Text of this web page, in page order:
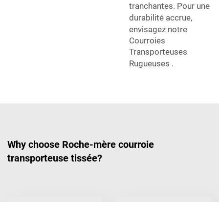
tranchantes. Pour une
durabilité accrue,
envisagez notre
Courroies
Transporteuses
Rugueuses .
Why choose Roche-mère courroie
transporteuse tissée?